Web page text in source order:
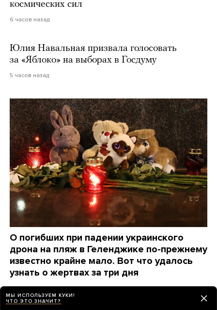
космических сил
6 часов назад
Юлия Навальная призвала голосовать
за «Яблоко» на выборах в Госдуму
5 часов назад
О погибших при падении украинского
дрона на пляж в Геленджике по-прежнему
известно крайне мало. Вот что удалось
узнать о жертвах за три дня
МЫ ИСПОЛЬЗУЕМ КУКИ!
ЧТО ЭТО ЗНАЧИТ?